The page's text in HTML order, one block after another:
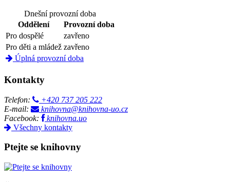
Dnešní provozní doba
Oddělení
Provozní doba
Pro dospělé
zavřeno
Pro děti a mládež zavřeno
Úplná provozní doba
Kontakty
Telefon:
+420 737 205 222
E-mail:
knihovna@knihovna-uo.cz
Facebook:
knihovna.uo
Všechny kontakty
Ptejte se knihovny